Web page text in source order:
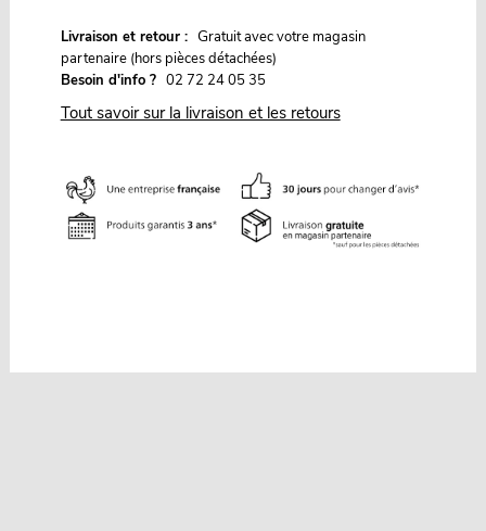
Livraison et retour : Gratuit avec votre magasin
partenaire (hors pièces détachées)
Besoin d'info ? 02 72 24 05 35
Tout savoir sur la livraison et les retours